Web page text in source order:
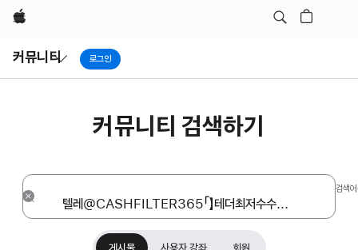
Apple
커뮤니티
Nav
Open
Menu
로그인
커뮤니티 검색하기
검색
재설정